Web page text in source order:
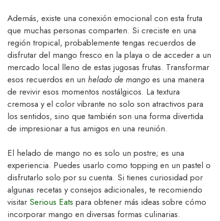
Además, existe una conexión emocional con esta fruta
que muchas personas comparten. Si creciste en una
región tropical, probablemente tengas recuerdos de
disfrutar del mango fresco en la playa o de acceder a un
mercado local lleno de estas jugosas frutas. Transformar
esos recuerdos en un helado de mango es una manera
de revivir esos momentos nostálgicos. La textura
cremosa y el color vibrante no solo son atractivos para
los sentidos, sino que también son una forma divertida
de impresionar a tus amigos en una reunión.
El helado de mango no es solo un postre; es una
experiencia. Puedes usarlo como topping en un pastel o
disfrutarlo solo por su cuenta. Si tienes curiosidad por
algunas recetas y consejos adicionales, te recomiendo
visitar Serious Eats para obtener más ideas sobre cómo
incorporar mango en diversas formas culinarias.